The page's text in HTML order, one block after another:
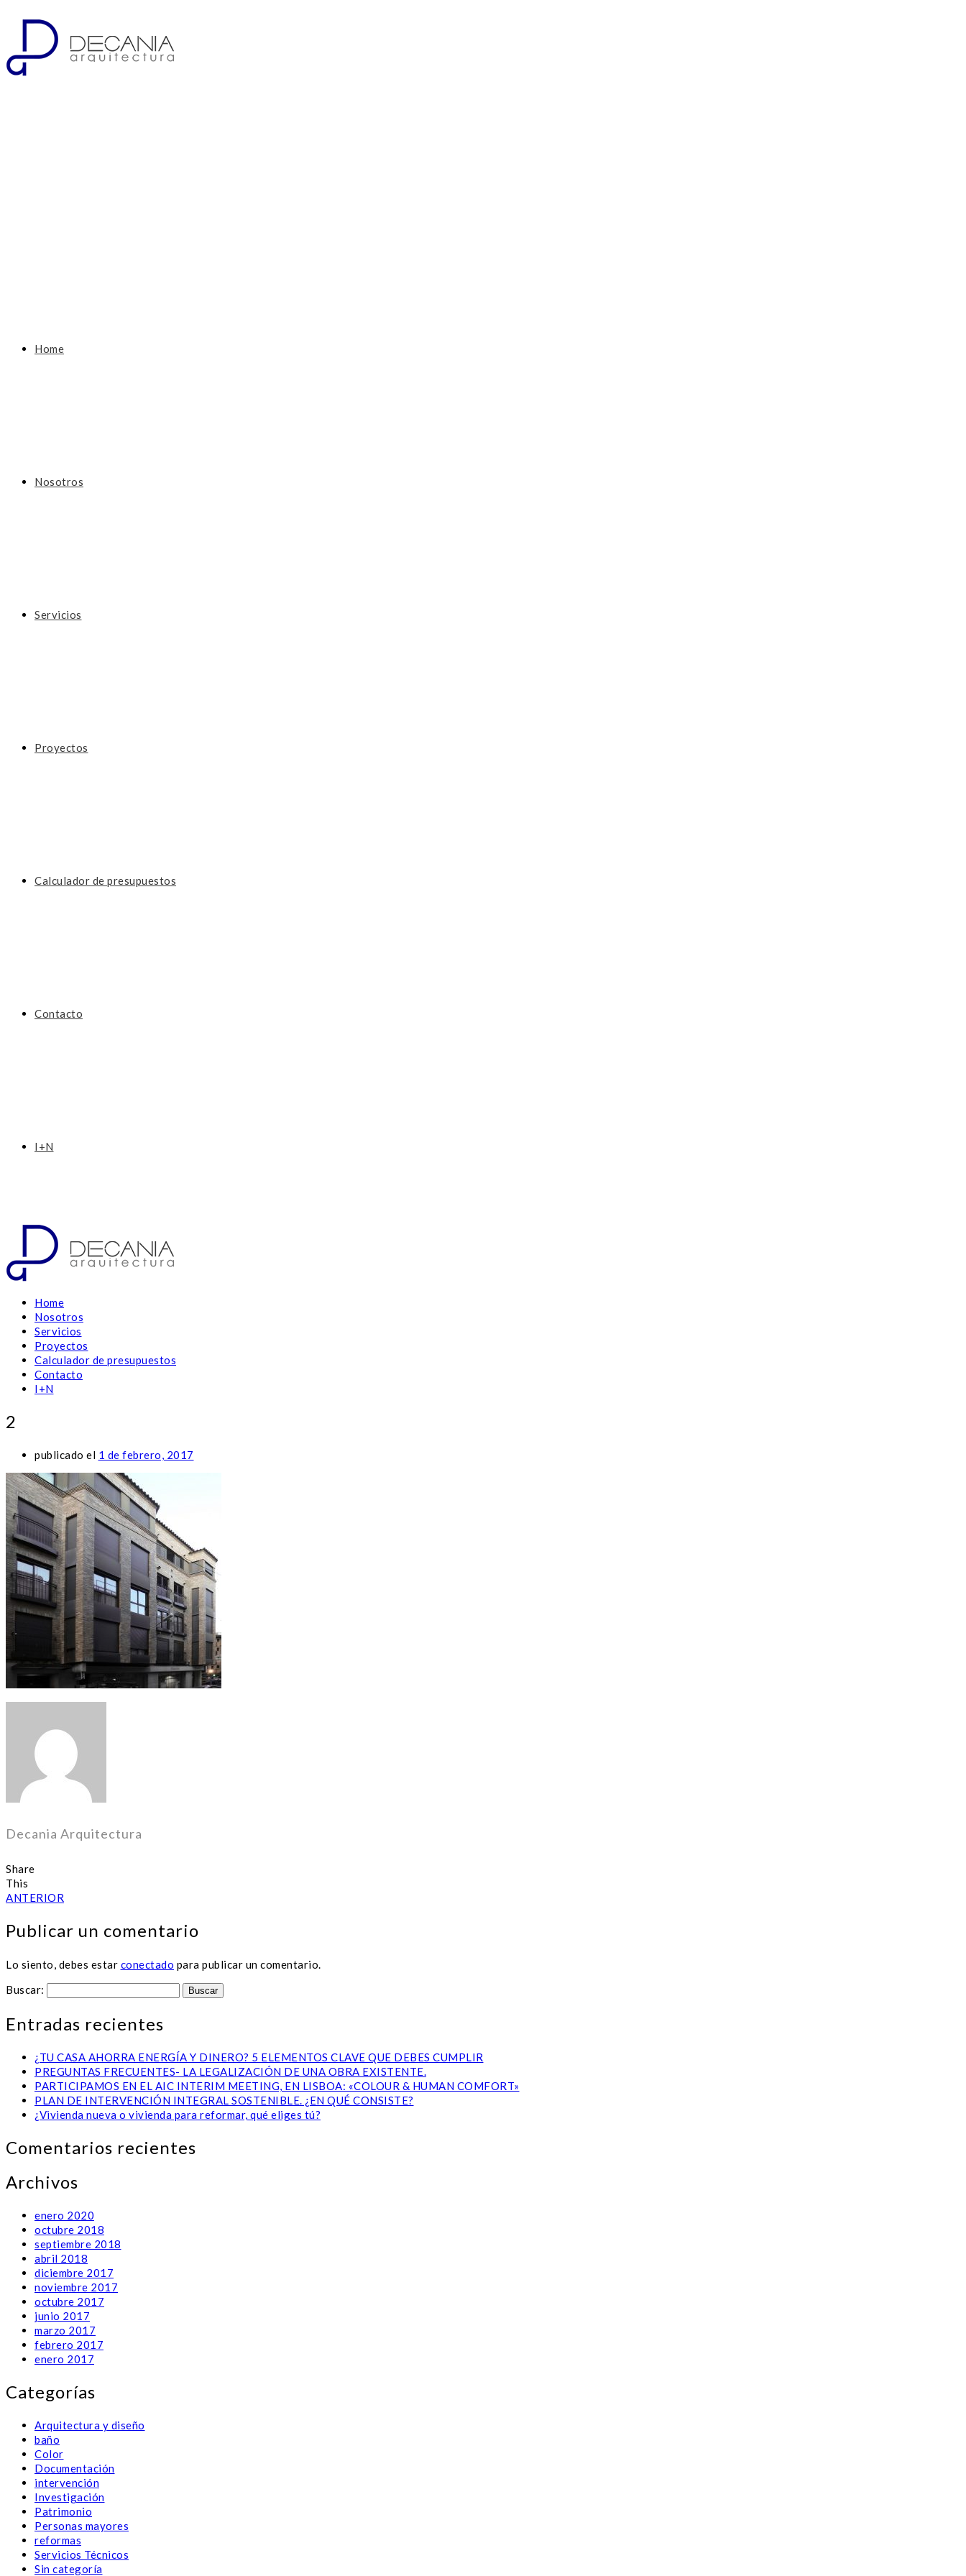
Home
Nosotros
Servicios
Proyectos
Calculador de presupuestos
Contacto
I+N
Home
Nosotros
Servicios
Proyectos
Calculador de presupuestos
Contacto
I+N
2
publicado el 1 de febrero, 2017
Decania Arquitectura
Share
This
ANTERIOR
Publicar un comentario
Lo siento, debes estar conectado para publicar un comentario.
Buscar:
Entradas recientes
¿TU CASA AHORRA ENERGÍA Y DINERO? 5 ELEMENTOS CLAVE QUE DEBES CUMPLIR
PREGUNTAS FRECUENTES- LA LEGALIZACIÓN DE UNA OBRA EXISTENTE.
PARTICIPAMOS EN EL AIC INTERIM MEETING, EN LISBOA: «COLOUR & HUMAN COMFORT»
PLAN DE INTERVENCIÓN INTEGRAL SOSTENIBLE. ¿EN QUÉ CONSISTE?
¿Vivienda nueva o vivienda para reformar, qué eliges tú?
Comentarios recientes
Archivos
enero 2020
octubre 2018
septiembre 2018
abril 2018
diciembre 2017
noviembre 2017
octubre 2017
junio 2017
marzo 2017
febrero 2017
enero 2017
Categorías
Arquitectura y diseño
baño
Color
Documentación
intervención
Investigación
Patrimonio
Personas mayores
reformas
Servicios Técnicos
Sin categoría